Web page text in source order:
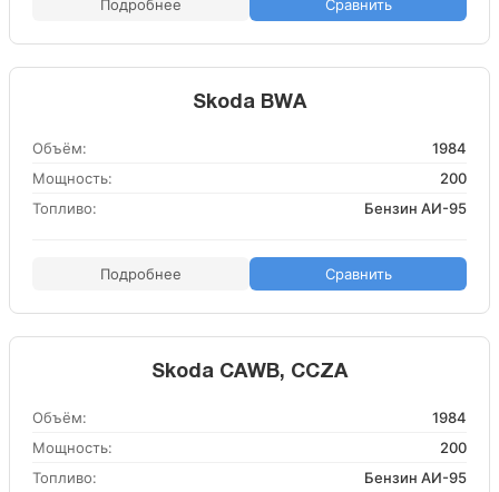
Подробнее Сравнить
Skoda BWA
Объём:
1984
Мощность:
200
Топливо:
Бензин АИ-95
Подробнее Сравнить
Skoda CAWB, CCZA
Объём:
1984
Мощность:
200
Топливо:
Бензин АИ-95